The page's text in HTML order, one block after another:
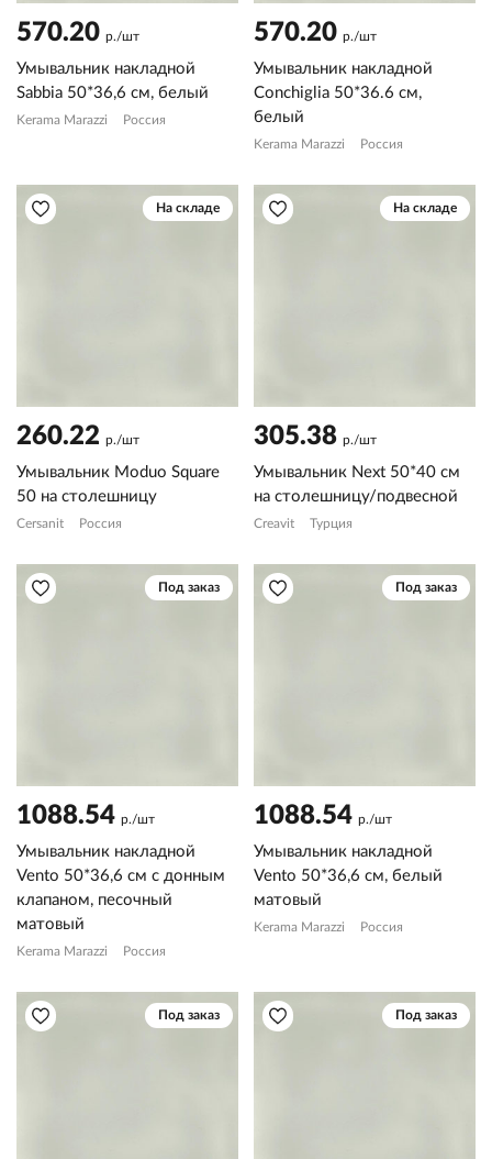
570.20 р./шт
Умывальник накладной
Sabbia 50*36,6 см, белый
Kerama Marazzi Россия
570.20 р./шт
Умывальник накладной
Conchiglia 50*36.6 см,
белый
Kerama Marazzi Россия
На складе
260.22 р./шт
Умывальник Moduo Square
50 на столешницу
Cersanit Россия
На складе
305.38 р./шт
Умывальник Next 50*40 см
на столешницу/подвесной
Creavit Турция
Под заказ
1088.54 р./шт
Умывальник накладной
Vento 50*36,6 см с донным
клапаном, песочный
матовый
Kerama Marazzi Россия
Под заказ
1088.54 р./шт
Умывальник накладной
Vento 50*36,6 см, белый
матовый
Kerama Marazzi Россия
Под заказ Под заказ